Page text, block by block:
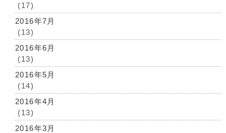
(17)
2016年7月
(13)
2016年6月
(13)
2016年5月
(14)
2016年4月
(13)
2016年3月